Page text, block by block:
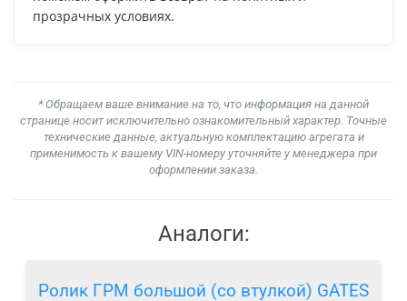
прозрачных условиях.
* Обращаем ваше внимание на то, что информация на данной
странице носит исключительно ознакомительный характер. Точные
технические данные, актуальную комплектацию агрегата и
применимость к вашему VIN-номеру уточняйте у менеджера при
оформлении заказа.
Аналоги:
Ролик ГРМ большой (со втулкой) GATES